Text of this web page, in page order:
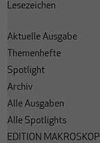
Lesezeichen
Aktuelle Ausgabe
Themenhefte
Spotlight
Archiv
Alle Ausgaben
Alle Spotlights
EDITION MAKROSKOP